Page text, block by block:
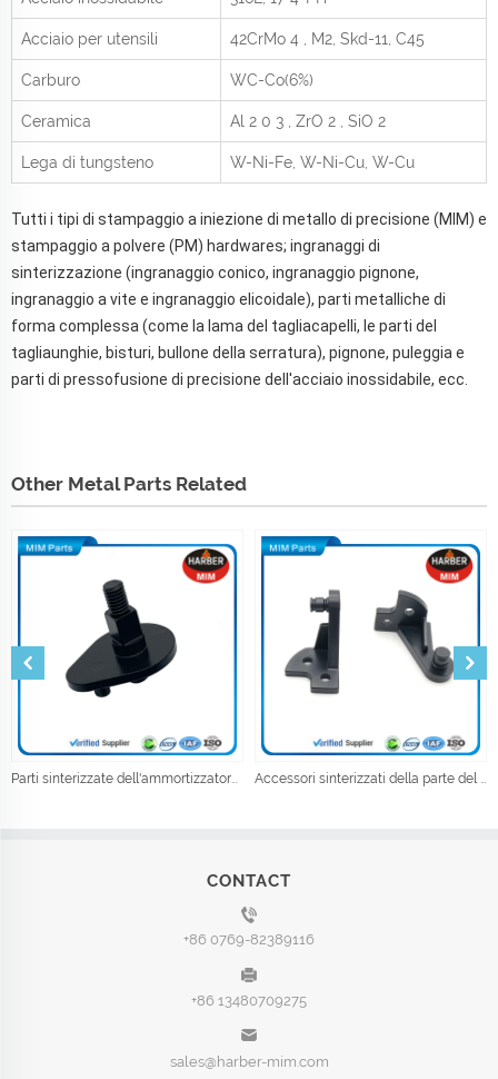
Acciaio per utensili 42CrMo 4 , M2, Skd-11, C45
Carburo WC-Co(6%)
Ceramica Al 2 0 3 , ZrO 2 , SiO 2
Lega di tungsteno W-Ni-Fe, W-Ni-Cu, W-Cu
Tutti i tipi di stampaggio a iniezione di metallo di precisione (MIM) e
stampaggio a polvere (PM) hardwares; ingranaggi di
sinterizzazione (ingranaggio conico, ingranaggio pignone,
ingranaggio a vite e ingranaggio elicoidale), parti metalliche di
forma complessa (come la lama del tagliacapelli, le parti del
tagliaunghie, bisturi, bullone della serratura), pignone, puleggia e
parti di pressofusione di precisione dell'acciaio inossidabile, ecc.
Other Metal Parts Related
Parti sinterizzate dell'ammortizzatore del metallo della metallurgia della polvere Accessori sinterizzati della parte del meccanismo dell'automobile elettrica dell'iniezione della polvere
CONTACT
+86 0769-82389116
+86 13480709275
sales@harber-mim.com